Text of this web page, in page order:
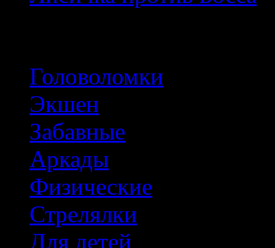
Головоломки
Экшен
Забавные
Аркады
Физические
Стрелялки
Для детей